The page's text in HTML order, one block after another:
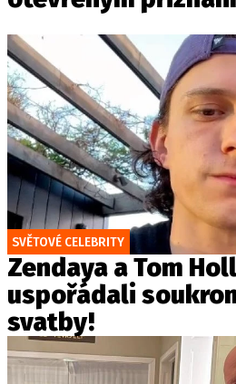
SVĚTOVÉ CELEBRITY
Zendaya a Tom
uspořádali
svatby!